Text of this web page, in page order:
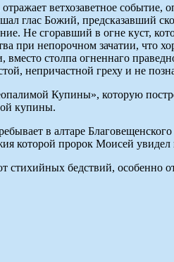
ветхозаветное событие,
Божий, предсказавший
Не сгоравший в огне куст,
при непорочном зачатии, что
столпа огненнаго
непричастной греху и не
Купины», которую
купины.
в алтаре
которой пророк Моисей
стихийных бедствий, особенно